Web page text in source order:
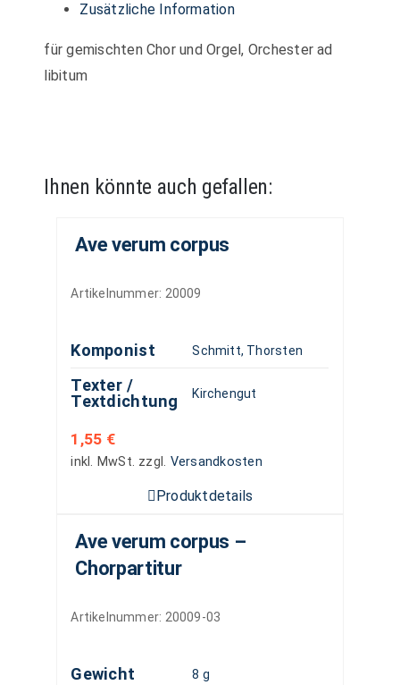
-
Zusätzliche Information
für gemischten Chor und Orgel, Orchester ad
libitum
Ihnen könnte auch gefallen:
Ave verum corpus
Artikelnummer: 20009
Komponist Schmitt, Thorsten
Texter /
Textdichtung
Kirchengut
1,55 €
inkl. MwSt. zzgl. Versandkosten
Produktdetails
Ave verum corpus –
Chorpartitur
Artikelnummer: 20009-03
Gewicht 8 g